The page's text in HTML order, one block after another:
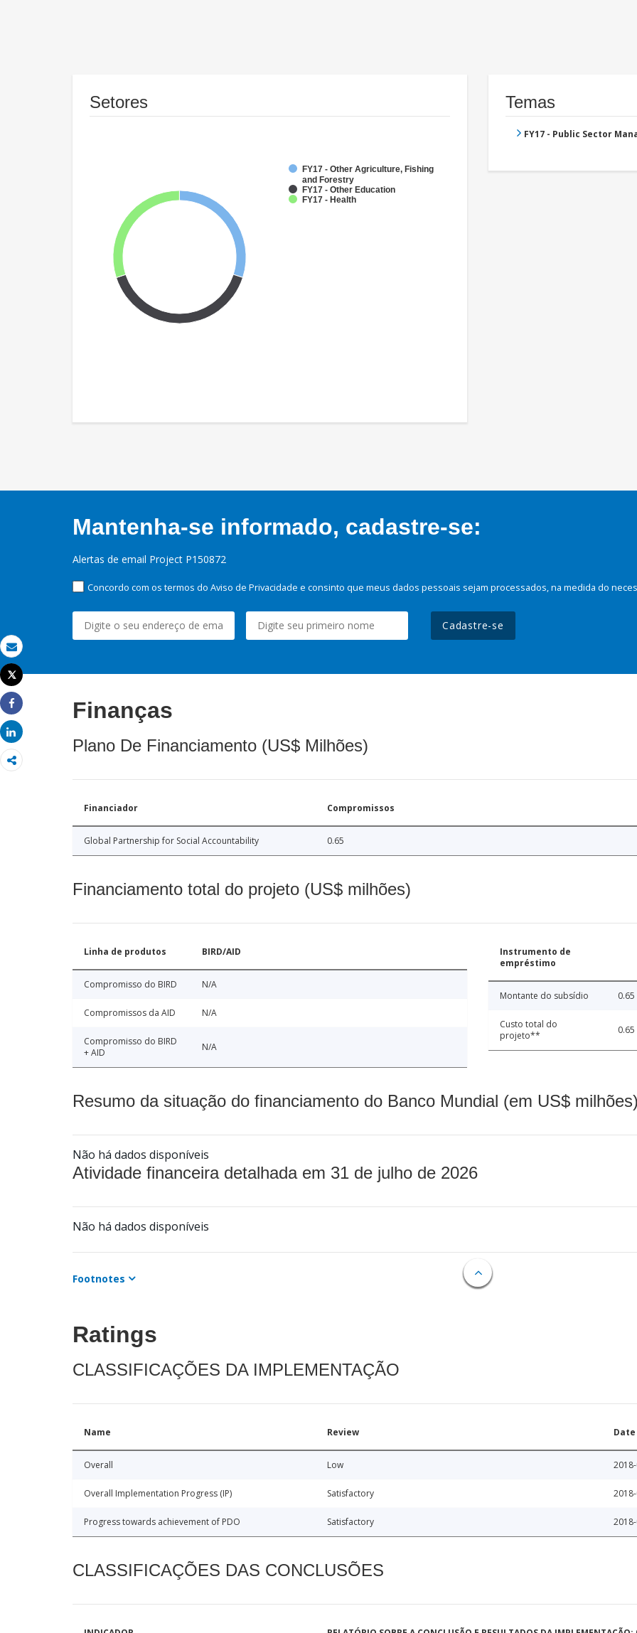
Email
Imprimir
Tweet
Share
Share
Setores
FY17 - Other Agriculture, Fishing
and Forestry
FY17 - Other Education
FY17 - Health
Temas
FY17 - Public Sector
Mantenha-se informado, cadastre-se:
Alertas de email Project P150872
Concordo com os termos do Aviso de Privacidade e consinto que meus dados pessoais sejam processados, na medida do
Cadastre-se
Finanças
Plano De Financiamento (US$ Milhões)
Financiador Compromissos
Global Partnership for Social Accountability 0.65
Financiamento total do projeto (US$ milhões)
Linha de produtos BIRD/AID
Compromisso do BIRD N/A
Compromissos da AID N/A
Compromisso do BIRD
+ AID
N/A
Instrumento de
empréstimo
Montante do subsídio 0.65
Custo total do
projeto**
0.65
Resumo da situação do financiamento do Banco Mundial (em US$
Não há dados disponíveis
Atividade financeira detalhada em 31 de julho de 2026
Não há dados disponíveis
Footnotes
Ratings
CLASSIFICAÇÕES DA IMPLEMENTAÇÃO
Name Review Date
Overall Low
Overall Implementation Progress (IP) Satisfactory
Progress towards achievement of PDO Satisfactory
CLASSIFICAÇÕES DAS CONCLUSÕES